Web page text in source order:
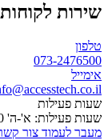
לקוחות
073-
א'-ה' 9:00-18:00
צור קשר